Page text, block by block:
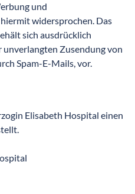
und
widersprochen. Das
sich ausdrücklich
unverlangten Zusendung von
Spam-E-Mails, vor.
Elisabeth Hospital einen